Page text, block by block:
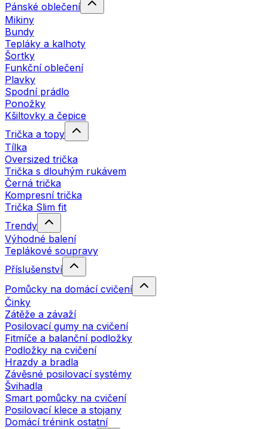
Pánské oblečení
Mikiny
Bundy
Tepláky a kalhoty
Šortky
Funkční oblečení
Plavky
Spodní prádlo
Ponožky
Kšiltovky a čepice
Trička a topy
Tílka
Oversized trička
Trička s dlouhým rukávem
Černá trička
Kompresní trička
Trička Slim fit
Trendy
Výhodné balení
Teplákové soupravy
Příslušenství
Pomůcky na domácí cvičení
Činky
Zátěže a závaží
Posilovací gumy na cvičení
Fitmíče a balanční podložky
Podložky na cvičení
Hrazdy a bradla
Závěsné posilovací systémy
Švihadla
Smart pomůcky na cvičení
Posilovací klece a stojany
Domácí trénink ostatní